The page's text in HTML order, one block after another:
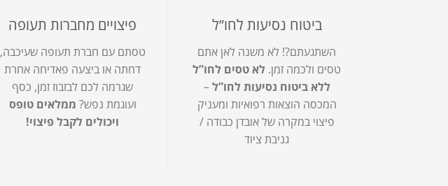
ביטוח נסיעות לחו”ל
השתגעתם?! לא משנה לאן אתם
טסים ולכמה זמן. לא טסים לחו”ל
ללא ביטוח נסיעות לחו”ל–
המכסה הוצאות רפואיות ומעניק
פיצוי במקרה של אובדן כבודה /
גניבת ציוד
פיצויים מחברות תעופה
טסתם עם חברת תעופה שעיכבה,
דחתה או ביצעה פאדיחה אחרת
שגרמה לכם לבזבוז זמן, כסף
ועוגמת נפש? ממלאים טופס
ויכולים לקבל פיצוי!